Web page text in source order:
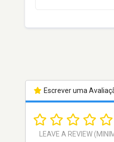
Escrever uma